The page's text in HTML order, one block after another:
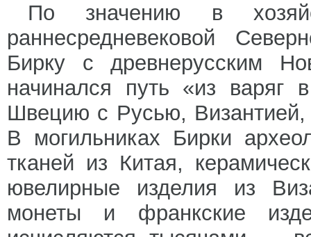
По значению в
раннесредневековой
Бирку с древнерусским
начинался путь «из варяг
Швецию с Русью,
В могильниках Бирки
тканей из Китая,
ювелирные изделия из
монеты и франкские